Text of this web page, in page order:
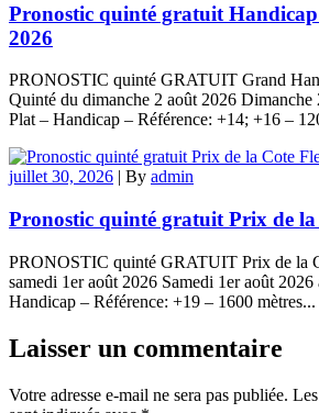
Pronostic quinté gratuit
2026
PRONOSTIC quinté GRATUIT Grand
Quinté du dimanche 2 août 2026
Plat – Handicap – Référence: +14; +16 –
juillet 30, 2026 | By admin
Pronostic quinté gratuit Prix de la
PRONOSTIC quinté GRATUIT Prix de la
samedi 1er août 2026 Samedi 1er août
Handicap – Référence: +19 – 1600 mètres...
Laisser un commentaire
Votre adresse e-mail ne sera pas publiée.